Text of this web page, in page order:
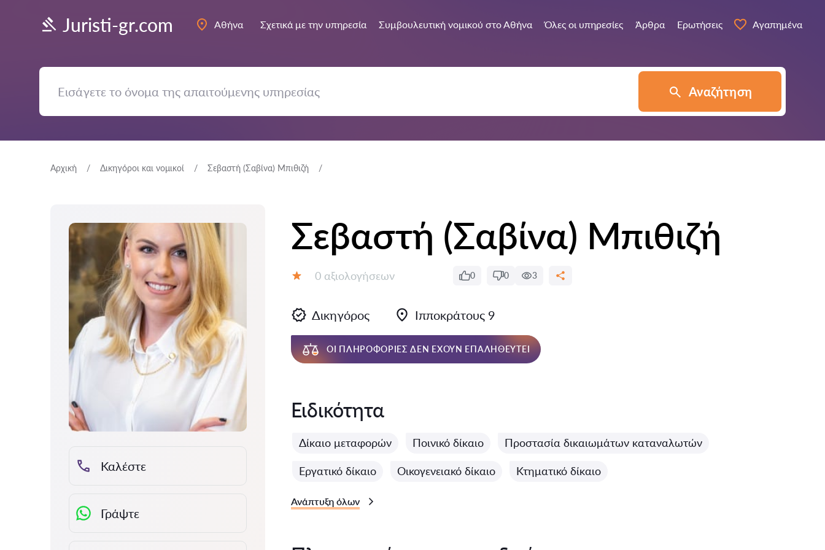
Juristi-gr.com Αθήνα Σχετικά με την υπηρεσία Συμβουλευτική νομικού στο Αθήνα Όλες οι υπηρεσίες Άρθρα Ερωτήσεις Αγαπημένα
Αναζήτηση
Αρχική Δικηγόροι και νομικοί Σεβαστή (Σαβίνα) Μπιθιζή
Καλέστε
Γράψτε
Σεβαστή (Σαβίνα) Μπιθιζή
Αξιολογήσεις:
0 αξιολογήσεων 0 0 3
Δικηγόρος Ιπποκράτους 9
ΟΙ ΠΛΗΡΟΦΟΡΊΕΣ ΔΕΝ ΈΧΟΥΝ ΕΠΑΛΗΘΕΥΤΕΊ
Ειδικότητα
Δίκαιο μεταφορών Ποινικό δίκαιο Προστασία δικαιωμάτων καταναλωτών
Εργατικό δίκαιο Οικογενειακό δίκαιο Κτηματικό δίκαιο
Ανάπτυξη όλων